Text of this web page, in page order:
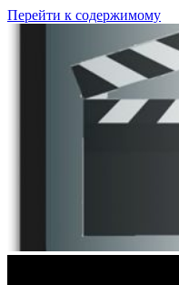
Перейти к содержимому